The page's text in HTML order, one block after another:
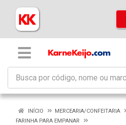
INÍCIO
MERCEARIA/CONFEITARIA
FARINHA PARA EMPANAR